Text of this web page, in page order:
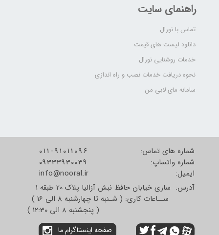
راهنمای سایت
تماس با نورال
دانلود لیست های قیمت
خدمات روشنایی نورال
نحوه دریافت خدمات نصب و راه اندازی
سامانه مای لابی من
شماره های تماس:
شماره واتساپ:
​​​​​​​ایمیل:
011-91011096
09333930039
info@nooral.ir
آدرس: ساری خیابان حافظ نبش آزالیا پلاک 20 طبقه 1
ســاعات کاری: ( شـنبه تا چهارشنبه 8 الی 16 )
( پنجشنبه 8 الی 12:30 )
صفحه اینستاگرام ما